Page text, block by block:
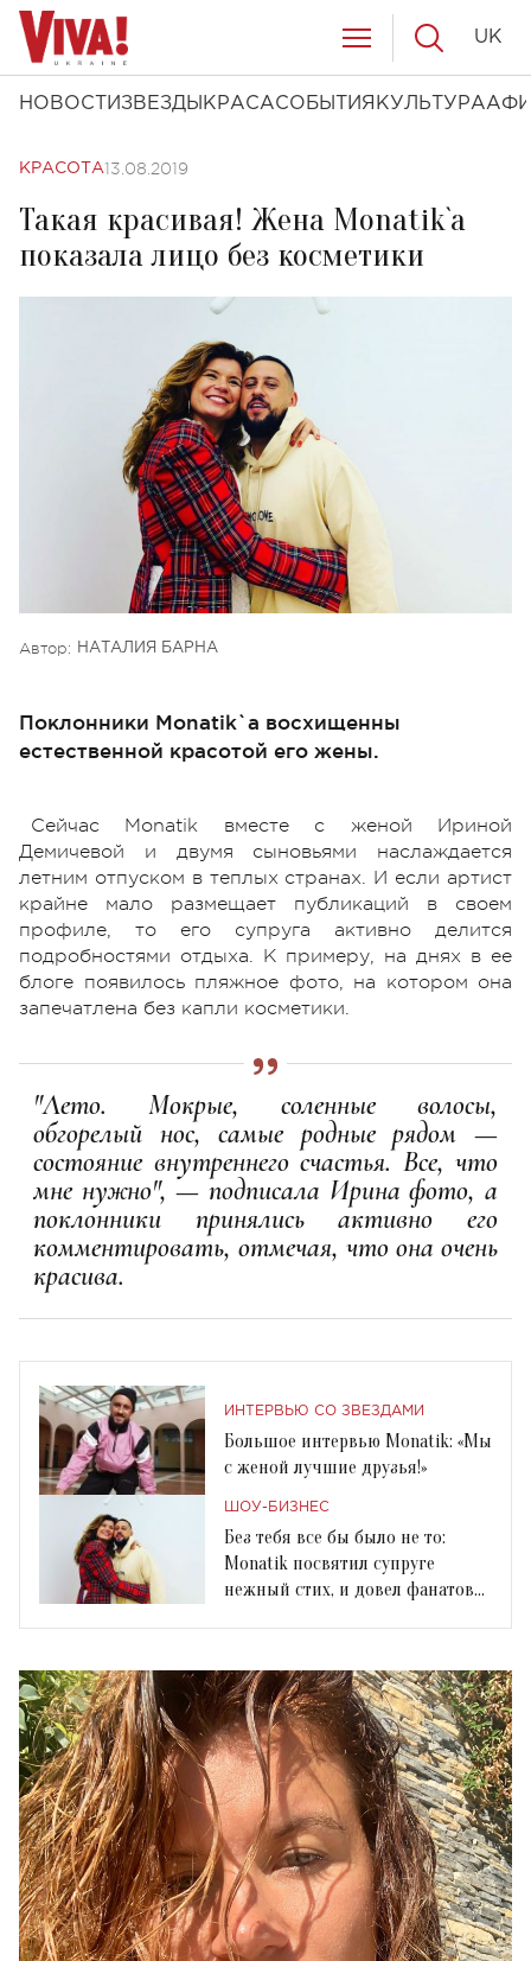
НОВОСТИ ЗВЕЗДЫ КРАСАСОБЫТИЯ КУЛЬТУРА
UK
КРАСОТА13.08.2019
Такая красивая! Жена Monatik`a
показала лицо без косметики
Автор: НАТАЛИЯ БАРНА
Поклонники Monatik`a восхищенны
естественной красотой его жены.
Сейчас Monatik вместе с женой Ириной
Демичевой и двумя сыновьями наслаждается
летним отпуском в теплых странах. И если артист
крайне мало размещает публикаций в своем
профиле, то его супруга активно делится
подробностями отдыха. К примеру, на днях в ее
блоге появилось пляжное фото, на котором она
запечатлена без капли косметики.
"Лето. Мокрые, соленные волосы,
обгорелый нос, самые родные рядом —
состояние внутреннего счастья. Все, что
мне нужно", — подписала Ирина фото, а
поклонники принялись активно его
комментировать, отмечая, что она очень
красива.
ИНТЕРВЬЮ СО ЗВЕЗДАМИ
Большое интервью Monatik: «Мы
с женой лучшие друзья!»
ШОУ-БИЗНЕС
Без тебя все бы было не то:
Monatik посвятил супруге
нежный стих, и довел фанатов